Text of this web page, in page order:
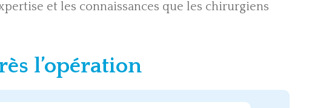
et les connaissances que les chirurgiens
l’opération